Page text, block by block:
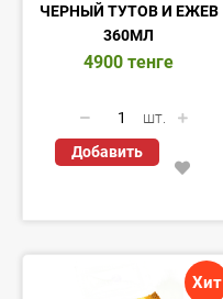
ЧЕРНЫЙ ТУТОВ И ЕЖЕВ
360МЛ
4900 тенге
шт.
Добавить
Хит